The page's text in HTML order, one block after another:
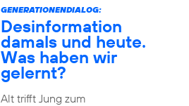
GENERATIONENDIALOG:
Desinformation
damals und heute.
Was haben wir
gelernt?
Alt trifft Jung zum